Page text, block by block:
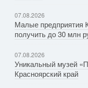
07.08.2026
Малые предприятия
получить до 30 млн
07.08.2026
Уникальный музей
Красноярский край